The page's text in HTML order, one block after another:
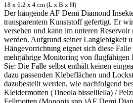
18 x 6.2 x 4 cm (L x B x H)
Der hängende AF Demi Diamond
transparentem Kunststoff gefertigt. Er
versehen und kann im unteren
werden. Aufgrund seiner Langlebigkeit
Hängevorrichtung eignet sich diese Falle
mehrjährige Monitoring von flugfähigen
Sie: Die Falle selbst enthält keinen
dazu passenden Klebeflächen und
dazubestellt werden, wie nachfolgend
Kleidermotten (Tineola bisselliella) /
Fellmotten (Monopis spp.)AF Demi